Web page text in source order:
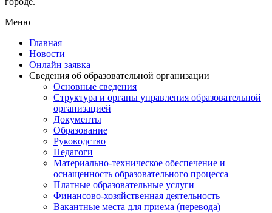
Меню
Главная
Новости
Онлайн заявка
Сведения об образовательной организации
Основные сведения
Структура и органы управления образовательной
организацией
Документы
Образование
Руководство
Педагоги
Материально-техническое обеспечение и
оснащенность образовательного процесса
Платные образовательные услуги
Финансово-хозяйственная деятельность
Вакантные места для приема (перевода)